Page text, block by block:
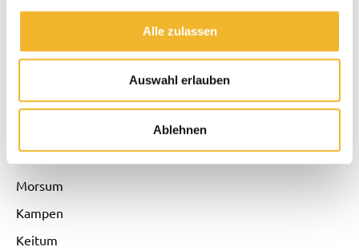
Alle zulassen
Auswahl erlauben
Ablehnen
Blog
Versicherungsvertrag widerrufen
Wenningstedt
Munkmarsch
Morsum
Kampen
Keitum